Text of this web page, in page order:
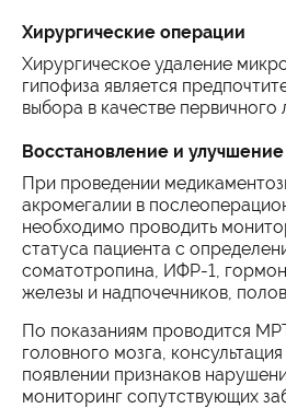
Хирургические операции
Хирургическое удаление
гипофиза является
выбора в качестве первичного
Восстановление и
При проведении
акромегалии в
необходимо проводить
статуса пациента с
соматотропина, ИФР-1,
железы и надпочечников,
По показаниям проводится
головного мозга,
появлении признаков
мониторинг сопутствующих